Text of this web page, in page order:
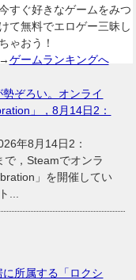
すぐ好きなゲームをみつ
て無料でエロゲー三昧し
ゃおう！
ゲームランキングへ
ぞろい。オンライ
」，8月14日2：
年8月14日2：
，Steamでオンラ
」を開催してい
...
に所属する「ロクシ